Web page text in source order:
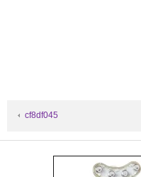
cf8df045